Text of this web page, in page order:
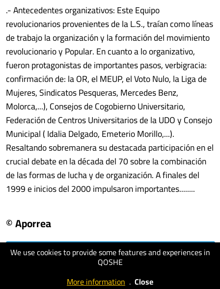
We use cookies to provide some features and experiences in
QOSHE
More information . Close
.- Antecedentes organizativos: Este Equipo
revolucionarios provenientes de la L.S., traían como líneas
de trabajo la organización y la formación del movimiento
revolucionario y Popular. En cuanto a lo organizativo,
fueron protagonistas de importantes pasos, verbigracia:
confirmación de: la OR, el MEUP, el Voto Nulo, la Liga de
Mujeres, Sindicatos Pesqueras, Mercedes Benz,
Molorca,...), Consejos de Cogobierno Universitario,
Federación de Centros Universitarios de la UDO y Consejo
Municipal ( Idalia Delgado, Emeterio Morillo,...).
Resaltando sobremanera su destacada participación en el
crucial debate en la década del 70 sobre la combinación
de las formas de lucha y de organización. A finales del
1999 e inicios del 2000 impulsaron importantes........
© Aporrea
visit website